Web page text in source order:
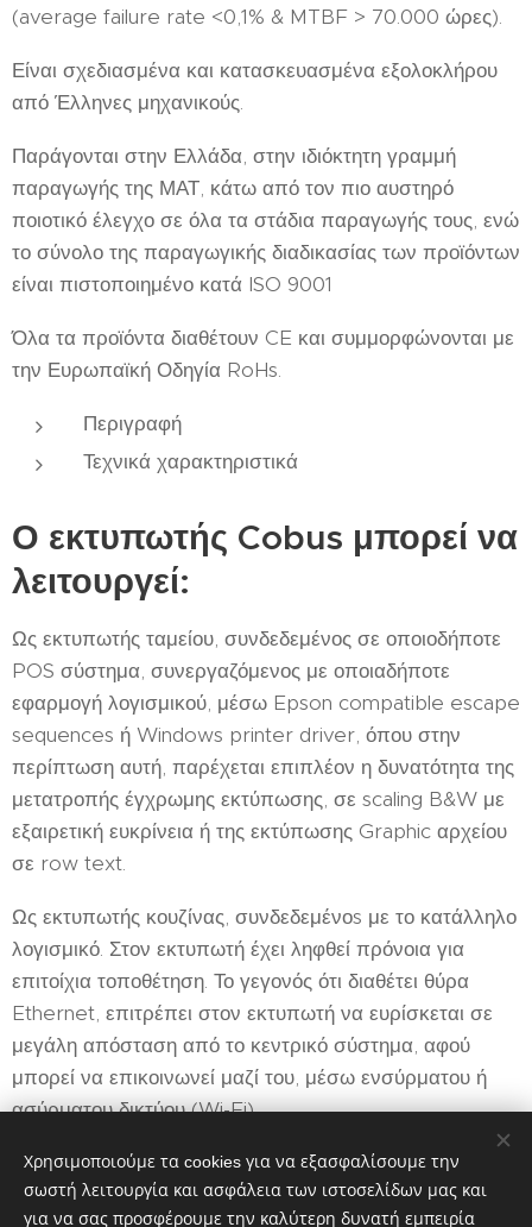
(average failure rate <0,1% & MTBF > 70.000 ώρες).
Είναι σχεδιασμένα και κατασκευασμένα εξολοκλήρου
από Έλληνες μηχανικούς.
Παράγονται στην Ελλάδα, στην ιδιόκτητη γραμμή
παραγωγής της ΜΑΤ, κάτω από τον πιο αυστηρό
ποιοτικό έλεγχο σε όλα τα στάδια παραγωγής τους, ενώ
το σύνολο της παραγωγικής διαδικασίας των προϊόντων
είναι πιστοποιημένο κατά ISO 9001
Όλα τα προϊόντα διαθέτουν CE και συμμορφώνονται με
την Ευρωπαϊκή Οδηγία RoHs.
Περιγραφή
Τεχνικά χαρακτηριστικά
Ο εκτυπωτής Cobus μπορεί να
λειτουργεί:
Ως εκτυπωτής ταμείου, συνδεδεμένος σε οποιοδήποτε
POS σύστημα, συνεργαζόμενος με οποιαδήποτε
εφαρμογή λογισμικού, μέσω Epson compatible escape
sequences ή Windows printer driver, όπου στην
περίπτωση αυτή, παρέχεται επιπλέον η δυνατότητα της
μετατροπής έγχρωμης εκτύπωσης, σε scaling B&W με
εξαιρετική ευκρίνεια ή της εκτύπωσης Graphic αρχείου
σε row text.
Ως εκτυπωτής κουζίνας, συνδεδεμένοs με το κατάλληλο
λογισμικό. Στον εκτυπωτή έχει ληφθεί πρόνοια για
επιτοίχια τοποθέτηση. Το γεγονός ότι διαθέτει θύρα
Ethernet, επιτρέπει στον εκτυπωτή να ευρίσκεται σε
μεγάλη απόσταση από το κεντρικό σύστημα, αφού
μπορεί να επικοινωνεί μαζί του, μέσω ενσύρματου ή
ασύρματου δικτύου (Wi-Fi).
Χρησιμοποιούμε τα cookies για να εξασφαλίσουμε την
σωστή λειτουργία και ασφάλεια των ιστοσελίδων μας και
για να σας προσφέρουμε την καλύτερη δυνατή εμπειρία